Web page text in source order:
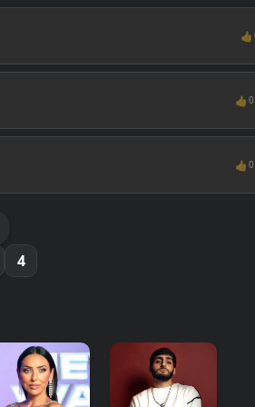
👍
👍 0
👍 0
4